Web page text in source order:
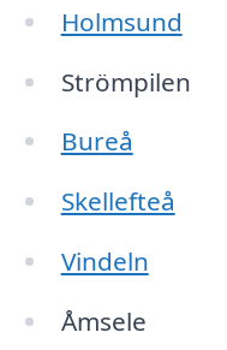
Holmsund
Strömpilen
Bureå
Skellefteå
Vindeln
Åmsele